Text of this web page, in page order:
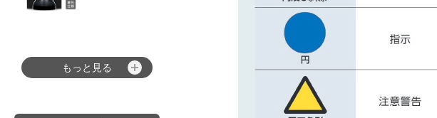
もっと見る